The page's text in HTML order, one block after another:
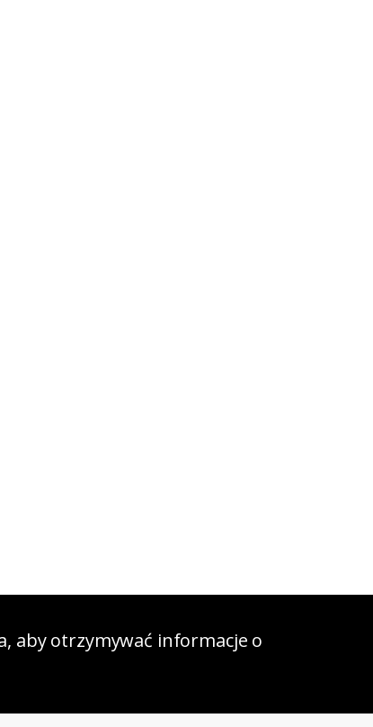
aby otrzymywać informacje o